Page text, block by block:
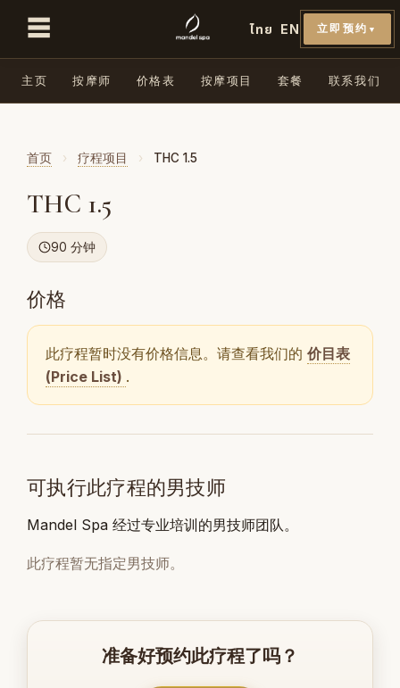
☰ ไทย EN 立即预约 ▼
主页 按摩师 价格表 按摩项目 套餐 联系我们
首页 › 疗程项目 › THC 1.5
THC 1.5
90 分钟
价格
此疗程暂时没有价格信息。请查看我们的 价目表
(Price List) .
可执行此疗程的男技师
Mandel Spa 经过专业培训的男技师团队。
此疗程暂无指定男技师。
准备好预约此疗程了吗？